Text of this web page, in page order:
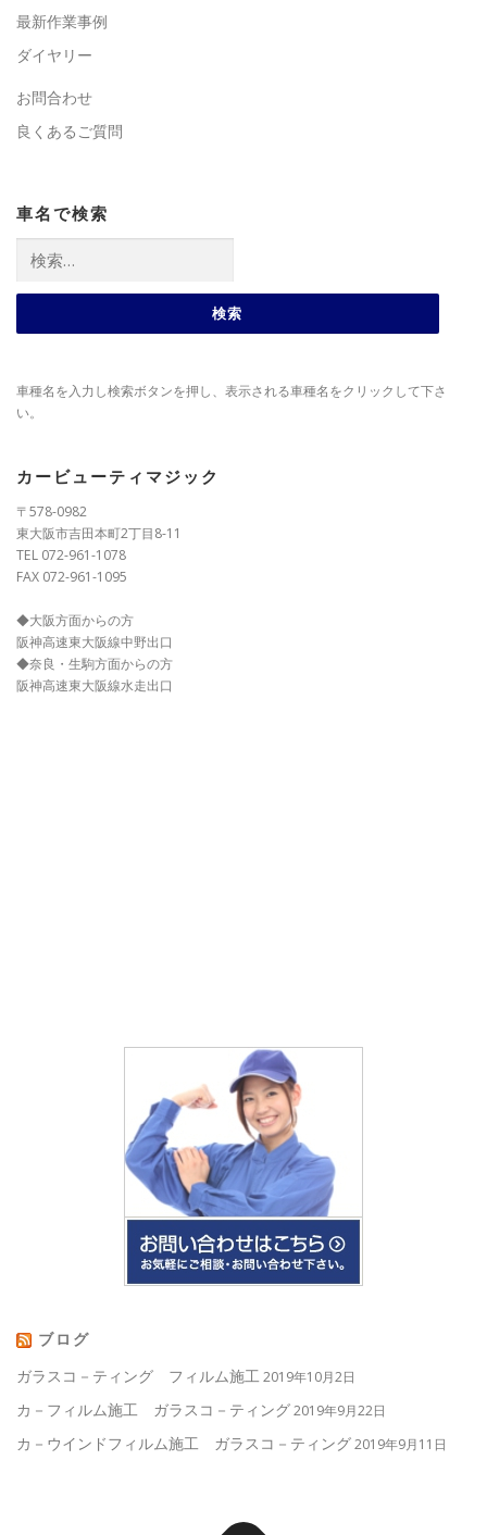
最新作業事例
ダイヤリー
お問合わせ
良くあるご質問
車名で検索
索:
車種名を入力し検索ボタンを押し、表示される車種名をクリックして下さ
い。
カービューティマジック
〒578-0982
東大阪市吉田本町2丁目8-11
TEL 072-961-1078
FAX 072-961-1095
◆大阪方面からの方
阪神高速東大阪線中野出口
◆奈良・生駒方面からの方
阪神高速東大阪線水走出口
ブログ
ガラスコ－ティング フィルム施工2019年10月2日
カ－フィルム施工 ガラスコ－ティング2019年9月22日
カ－ウインドフィルム施工 ガラスコ－ティング2019年9月11日